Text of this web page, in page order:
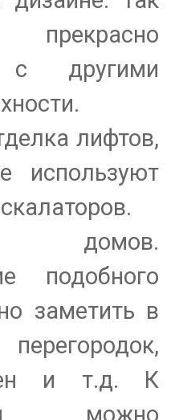
с другими
лифтов,
используют
домов.
подобного
заметить в
и т.д. К
можно